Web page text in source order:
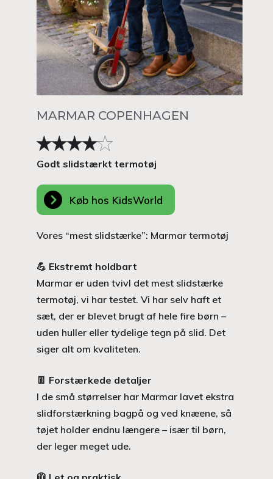
MARMAR COPENHAGEN
Godt slidstærkt termotøj
Køb hos KidsWorld
Vores “mest slidstærke”: Marmar termotøj
💪 Ekstremt holdbart
Marmar er uden tvivl det mest slidstærke
termotøj, vi har testet. Vi har selv haft et
sæt, der er blevet brugt af hele fire børn –
uden huller eller tydelige tegn på slid. Det
siger alt om kvaliteten.
👖 Forstærkede detaljer
I de små størrelser har Marmar lavet ekstra
slidforstærkning bagpå og ved knæene, så
tøjet holder endnu længere – især til børn,
der leger meget ude.